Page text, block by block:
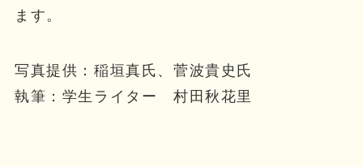
ます。
写真提供：稲垣真氏、菅波貴史氏
執筆：学生ライター 村田秋花里